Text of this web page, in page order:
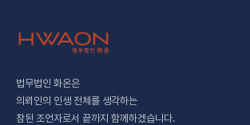
법무법인 화온은
의뢰인의 인생 전체를 생각하는
참된 조언자로서 끝까지 함께하겠습니다.